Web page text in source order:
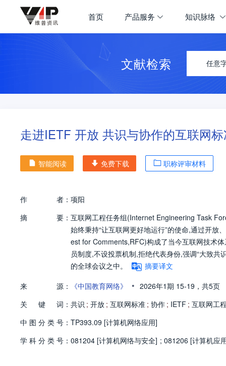
首页 产品服务 知识脉络
文献检索 任意
走进IETF 开放 共识与协作的互联网
智能阅读 免费下载 职称评审材料
作 者： 项阳
摘
要： 互联网工程任务组(Internet Engineering Task
始终秉持“让互联网更好地运行”的使命,通过开
est for Comments,RFC)构成了当今互联网技术
员制度,不设投票机制,拒绝代表身份,强调“大致
的全球会议之中。
摘要译文
来
源： 《中国教育网络》 • 2026年1期 15-19， 共5页
关
键 词： 共识 ; 开放 ; 互联网标准 ; 协作 ; IETF ; 互联网工
中 图 分 类 号： TP393.09 [计算机网络应用]
学 科 分 类 号： 081204 [计算机网络与安全] ; 081206 [计算机应